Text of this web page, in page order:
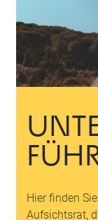
Hier finden
Aufsichtsrat,